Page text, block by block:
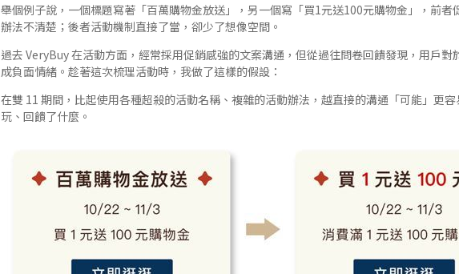
舉個例子說，一個標題寫著「百萬購物金放送」，另一個寫「買1元送100元購物金」，前者
辦法不清楚；後者活動機制直接了當，卻少了想像空間。
過去 VeryBuy 在活動方面，經常採用促銷感強的文案溝通，但從過往問卷回饋發現，用戶對
成負面情緒。趁著這次梳理活動時，我做了這樣的假設：
在雙 11 期間，比起使用各種超殺的活動名稱、複雜的活動辦法，越直接的溝通「可能」更
玩、回饋了什麼。